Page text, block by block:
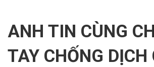
ANH TIN CÙNG
TAY CHỐNG DỊCH